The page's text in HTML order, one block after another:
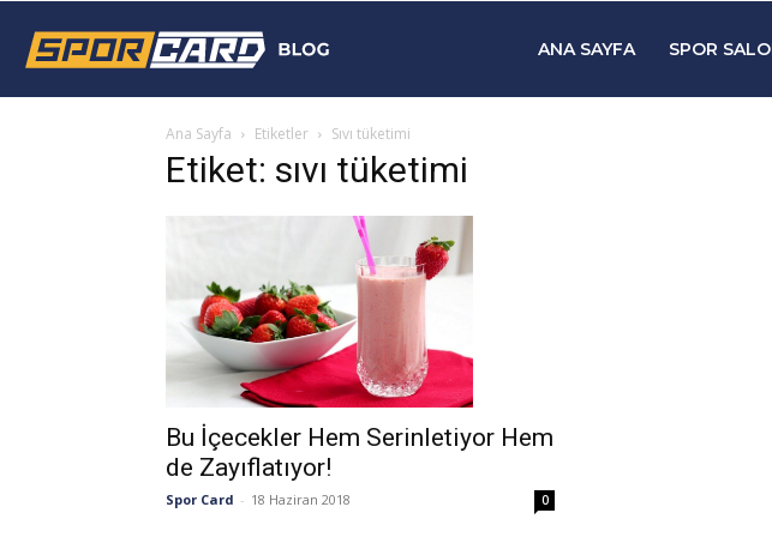
Blog
ANA SAYFA SPOR
Ana Sayfa Etiketler Sıvı tüketimi
Etiket: sıvı tüketimi
Bu İçecekler Hem Serinletiyor Hem
de Zayıflatıyor!
Spor Card - 18 Haziran 2018 0